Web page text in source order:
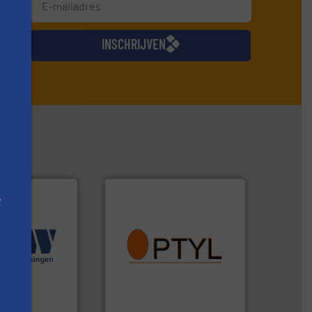
INSCHRIJVEN
en -
diverse
Meer info
van officiële mg/Nm³ tot
QAL1 metingen: Optyl is het
aanspreekpunt voor uw
vragen omtrent stof.Meer